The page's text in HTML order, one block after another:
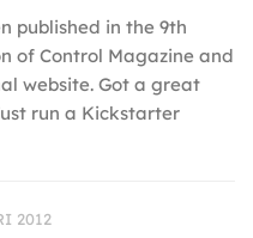
published in the 9th
of Control Magazine and
website. Got a great
run a Kickstarter
2012